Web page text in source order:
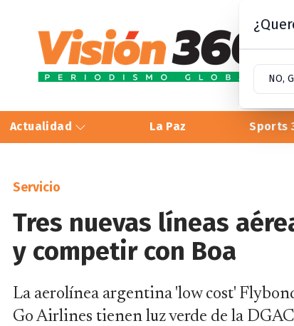
Actualidad La Paz Sports
Servicio
Tres nuevas líneas
y competir con Boa
La aerolínea argentina 'low cost'
Go Airlines tienen luz verde de la
NO,